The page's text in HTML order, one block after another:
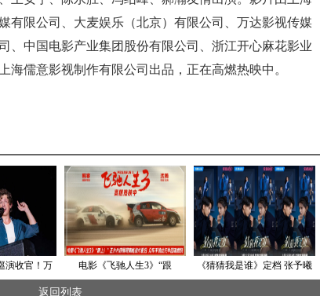
有限公司、大麦娱乐（北京）有限公司、万达影视传媒
、中国电影产业集团股份有限公司、浙江开心麻花影业
海儒意影视制作有限公司出品，正在高燃热映中。
演收官！万
格莱美平替”
电影《飞驰人生3》“跟
上！”正片片段展现高能战术
《猜猜我是谁》定档 张予曦
返回列表